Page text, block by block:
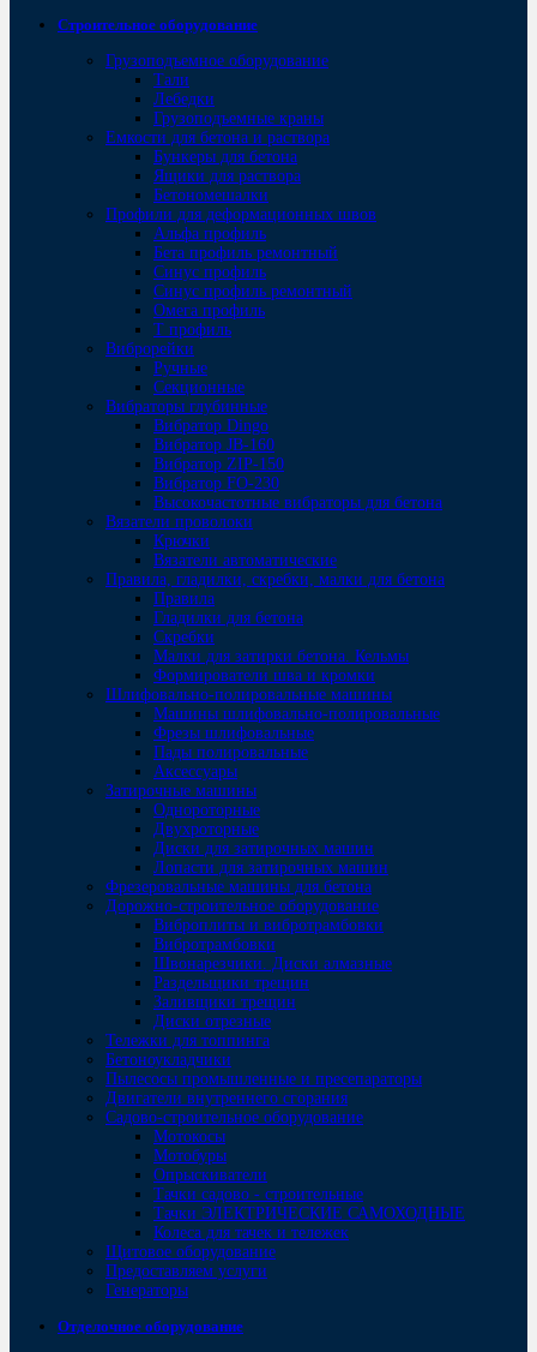
Строительное оборудование
Грузоподъемное оборудование
Тали
Лебедки
Грузоподъемные краны
Емкости для бетона и раствора
Бункеры для бетона
Ящики для раствора
Бетономешалки
Профили для деформационных швов
Альфа профиль
Бета профиль ремонтный
Синус профиль
Синус профиль ремонтный
Омега профиль
Т профиль
Виброрейки
Ручные
Секционные
Вибраторы глубинные
Вибратор Dingo
Вибратор JB-160
Вибратор ZIP-150
Bибратор FO-230
Высокочастотные вибраторы для бетона
Вязатели проволоки
Крючки
Вязатели автоматические
Правила, гладилки, скребки, малки для бетона
Правила
Гладилки для бетона
Скребки
Малки для затирки бетона. Кельмы
Формирователи шва и кромки
Шлифовально-полировальные машины
Машины шлифовально-полировальные
Фрезы шлифовальные
Пады полировальные
Аксессуары
Затирочные машины
Однороторные
Двухроторные
Диски для затирочных машин
Лопасти для затирочных машин
Фрезеровальные машины для бетона
Дорожно-строительное оборудование
Виброплиты и вибротрамбовки
Вибротрамбовки
Швонарезчики. Диски алмазные
Раздельщики трещин
Заливщики трещин
Диски отрезные
Тележки для топпинга
Бетоноукладчики
Пылесосы промышленные и пресепараторы
Двигатели внутреннего сгорания
Садово-строительное оборудование
Мотокосы
Мотобуры
Опрыскиватели
Тачки садово - строительные
Тачки ЭЛЕКТРИЧЕСКИЕ САМОХОДНЫЕ
Колеса для тачек и тележек
Щитовое оборудование
Предоставляем услуги
Генераторы
Отделочное оборудование